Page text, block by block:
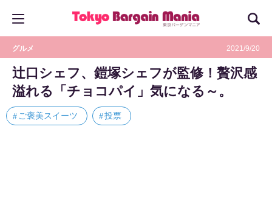
グルメ 2021/9/20
辻口シェフ、鎧塚シェフが監修！贅沢感
溢れる「チョコパイ」気になる～。
ご褒美スイーツ 投票